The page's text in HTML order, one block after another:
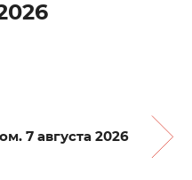
7 августа 2026